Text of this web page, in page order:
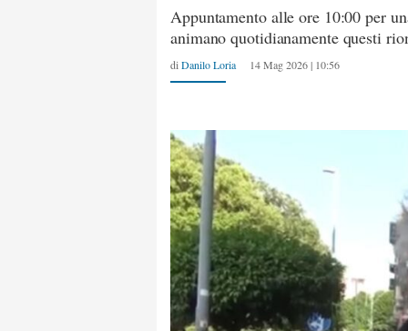
Appuntamento alle ore 10:00 per
animano quotidianamente questi
di Danilo Loria 14 Mag 2026 | 10:56